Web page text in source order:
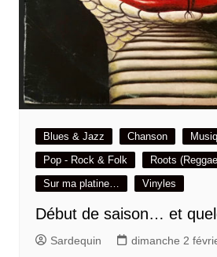
Blues & Jazz Chanson
Pop - Rock & Folk
Roots
Sur ma platine…
Vinyles
Début de saison… et
Sardequin dimanche 2